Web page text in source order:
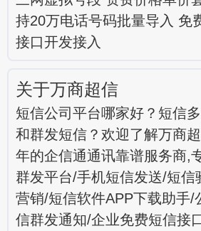
持20万电话号码批量导入 免
接口开发接入
关于万商超信
短信公司平台哪家好？短信
和群发短信？欢迎了解万商
年的企信通通讯靠谱服务商,
群发平台/手机短信发送/短信
营销/短信软件APP下载助手/
信群发通知/企业免费短信接